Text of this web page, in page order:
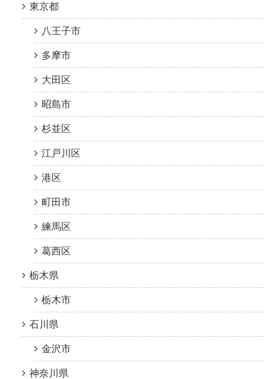
東京都
八王子市
多摩市
大田区
昭島市
杉並区
江戸川区
港区
町田市
練馬区
葛西区
栃木県
栃木市
石川県
金沢市
神奈川県